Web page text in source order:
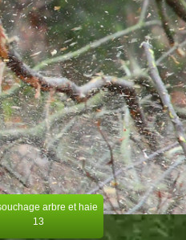
arbre et haie
13